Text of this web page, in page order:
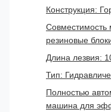
Конструкция:
Совместимость
резиновые
Длина лезвия:
Тип:
Полностью
машина для